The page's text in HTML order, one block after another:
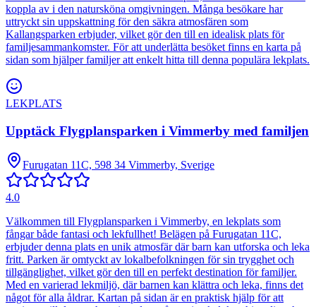
koppla av i den natursköna omgivningen. Många besökare har
uttryckt sin uppskattning för den säkra atmosfären som
Kallangsparken erbjuder, vilket gör den till en idealisk plats för
familjesammankomster. För att underlätta besöket finns en karta på
sidan som hjälper familjer att enkelt hitta till denna populära lekplats.
LEKPLATS
Upptäck Flygplansparken i Vimmerby med familjen
Furugatan 11C, 598 34 Vimmerby, Sverige
4.0
Välkommen till Flygplansparken i Vimmerby, en lekplats som
fångar både fantasi och lekfullhet! Belägen på Furugatan 11C,
erbjuder denna plats en unik atmosfär där barn kan utforska och leka
fritt. Parken är omtyckt av lokalbefolkningen för sin trygghet och
tillgänglighet, vilket gör den till en perfekt destination för familjer.
Med en varierad lekmiljö, där barnen kan klättra och leka, finns det
något för alla åldrar. Kartan på sidan är en praktisk hjälp för att